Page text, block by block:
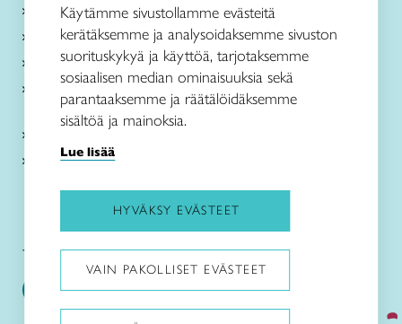
Käsityöohjeet
Me olemme Taito
Paikallinen toiminta
Verkkokaupat
Kirjaudu Arviin
Kirjaudu Taitocampukseen
Taitoliitto: Taito-lehti:
Käytämme sivustollamme evästeitä
kerätäksemme ja analysoidaksemme sivuston
suorituskykyä ja käyttöä, tarjotaksemme
sosiaalisen median ominaisuuksia sekä
parantaaksemme ja räätälöidäksemme
sisältöä ja mainoksia.
Lue lisää
HYVÄKSY EVÄSTEET
VAIN PAKOLLISET EVÄSTEET